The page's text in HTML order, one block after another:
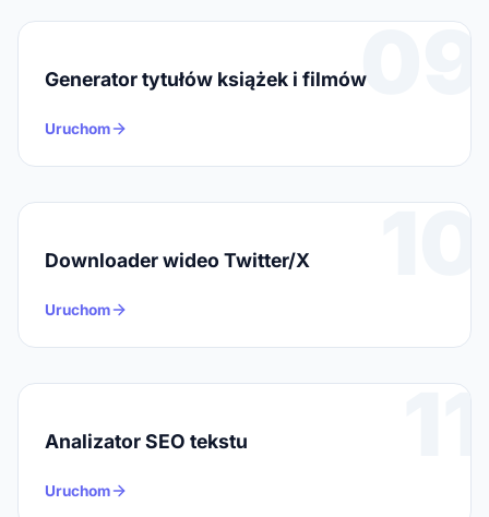
09
Generator tytułów książek i filmów
Uruchom
10
Downloader wideo Twitter/X
Uruchom
11
Analizator SEO tekstu
Uruchom